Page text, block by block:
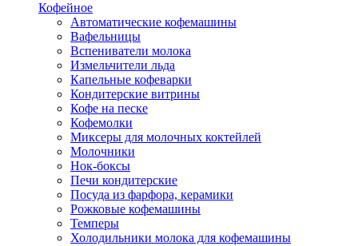
Кофейное
Автоматические кофемашины
Вафельницы
Вспениватели молока
Измельчители льда
Капельные кофеварки
Кондитерские витрины
Кофе на песке
Кофемолки
Миксеры для молочных коктейлей
Молочники
Нок-боксы
Печи кондитерские
Посуда из фарфора, керамики
Рожковые кофемашины
Темперы
Холодильники молока для кофемашины